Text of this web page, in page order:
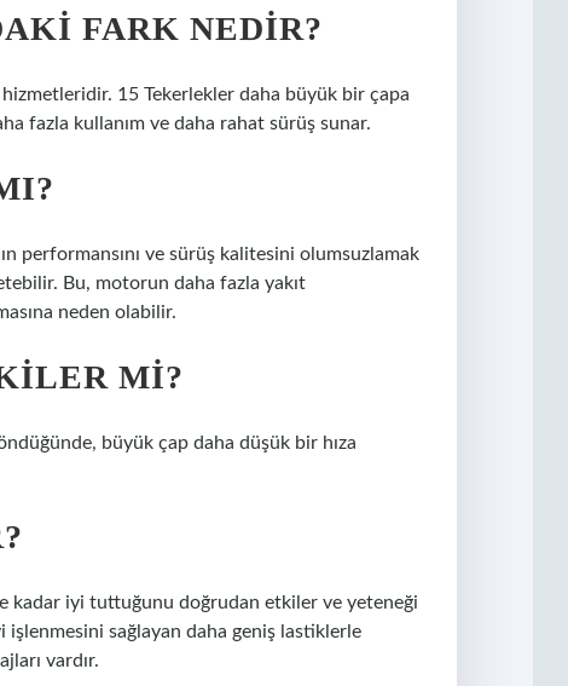
FARK NEDIR?
15 Tekerlekler daha büyük bir çapa
fazla kullanım ve daha rahat sürüş sunar.
performansını ve sürüş kalitesini olumsuzlamak
Bu, motorun daha fazla yakıt
neden olabilir.
MI?
büyük çap daha düşük bir hıza
ne kadar iyi tuttuğunu doğrudan etkiler ve yeteneği
işlenmesini sağlayan daha geniş lastiklerle
vardır.